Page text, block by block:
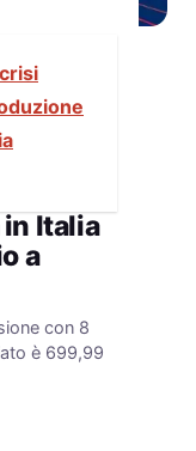
in Italia
a
con 8
è 699,99